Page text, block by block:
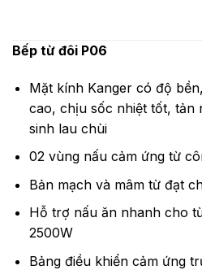
Bếp từ đôi P06
Mặt kính Kanger có độ
cao, chịu sốc nhiệt tốt, tản
sinh lau chùi
02 vùng nấu cảm ứng từ
Bản mạch và mâm từ đạt
Hỗ trợ nấu ăn nhanh cho
2500W
Bảng điều khiển cảm ứng